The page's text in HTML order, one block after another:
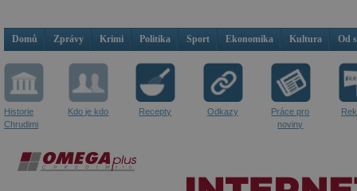
Domů Zprávy Krimi Politika Sport Ekonomika Kultura Od
Historie
Chrudimi
Kdo je kdo Recepty Odkazy
Práce pro
noviny